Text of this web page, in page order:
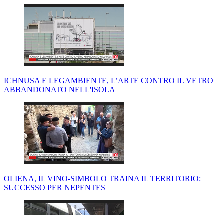
ICHNUSA E LEGAMBIENTE, L’ARTE CONTRO IL VETRO
ABBANDONATO NELL'ISOLA
OLIENA, IL VINO-SIMBOLO TRAINA IL TERRITORIO:
SUCCESSO PER NEPENTES